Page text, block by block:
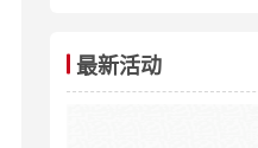
最新活动